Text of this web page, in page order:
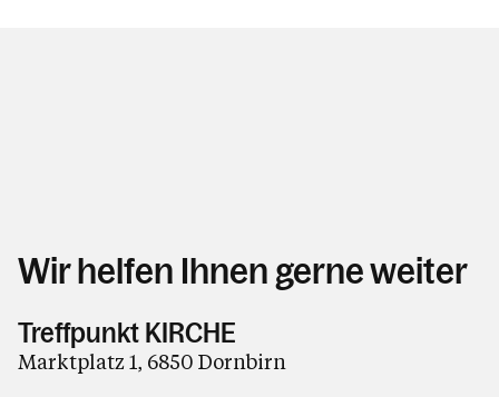
Wir helfen Ihnen gerne weiter
Treffpunkt KIRCHE
Marktplatz 1, 6850 Dornbirn